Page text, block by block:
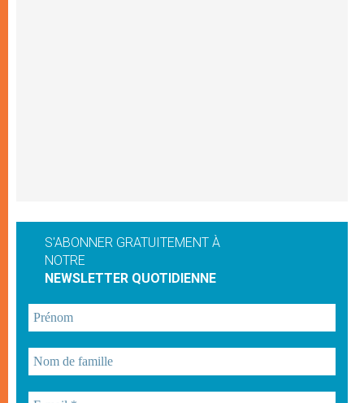
S'ABONNER GRATUITEMENT À
NOTRE
NEWSLETTER QUOTIDIENNE